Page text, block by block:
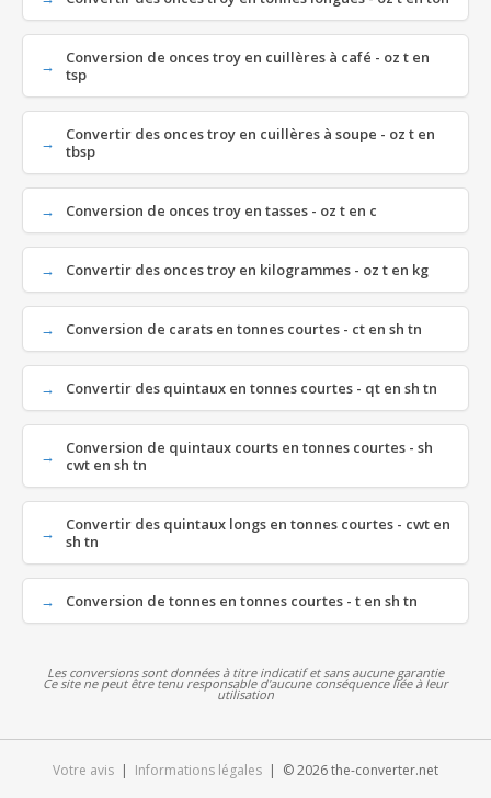
Conversion de onces troy en cuillères à café - oz t en
tsp
Convertir des onces troy en cuillères à soupe - oz t en
tbsp
Conversion de onces troy en tasses - oz t en c
Convertir des onces troy en kilogrammes - oz t en kg
Conversion de carats en tonnes courtes - ct en sh tn
Convertir des quintaux en tonnes courtes - qt en sh tn
Conversion de quintaux courts en tonnes courtes - sh
cwt en sh tn
Convertir des quintaux longs en tonnes courtes - cwt en
sh tn
Conversion de tonnes en tonnes courtes - t en sh tn
Les conversions sont données à titre indicatif et sans aucune garantie
Ce site ne peut être tenu responsable d'aucune conséquence liée à leur
utilisation
Votre avis | Informations légales | © 2026 the-converter.net